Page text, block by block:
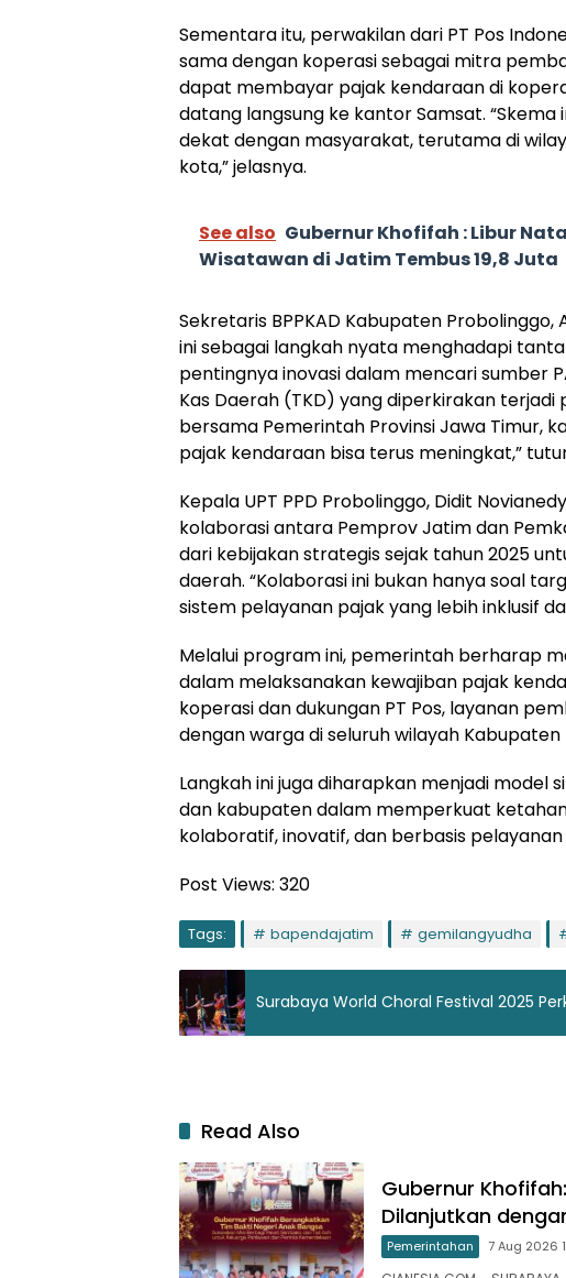
Sementara itu, perwakilan dari PT Pos
sama dengan koperasi sebagai mitra
dapat membayar pajak kendaraan di
datang langsung ke kantor Samsat.
dekat dengan masyarakat, terutama di
kota,” jelasnya.
See also Gubernur Khofifah : Libur
Wisatawan di Jatim Tembus 19,8 Juta
Sekretaris BPPKAD Kabupaten Probolinggo,
ini sebagai langkah nyata menghadapi
pentingnya inovasi dalam mencari sumber
Kas Daerah (TKD) yang diperkirakan terjadi
bersama Pemerintah Provinsi Jawa Timur,
pajak kendaraan bisa terus meningkat,”
Kepala UPT PPD Probolinggo, Didit
kolaborasi antara Pemprov Jatim dan
dari kebijakan strategis sejak tahun 2025
daerah. “Kolaborasi ini bukan hanya soal
sistem pelayanan pajak yang lebih inklusif
Melalui program ini, pemerintah berharap
dalam melaksanakan kewajiban pajak
koperasi dan dukungan PT Pos, layanan
dengan warga di seluruh wilayah Kabupaten
Langkah ini juga diharapkan menjadi
dan kabupaten dalam memperkuat
kolaboratif, inovatif, dan berbasis
Post Views: 320
Tags: bapendajatim gemilangyudha
Surabaya World Choral Festival 2025
Read Also
Gubernur
Dilanjutkan
Pemerintahan 7 Aug 2026